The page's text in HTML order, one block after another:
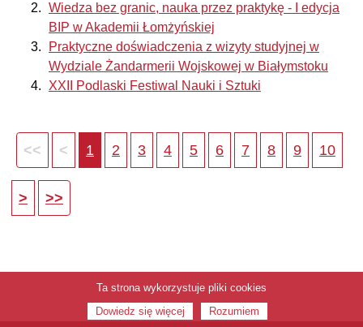
Wiedza bez granic, nauka przez praktykę - I edycja
BIP w Akademii Łomżyńskiej
Praktyczne doświadczenia z wizyty studyjnej w
Wydziale Żandarmerii Wojskowej w Białymstoku
XXII Podlaski Festiwal Nauki i Sztuki
1 2 3 4 5 6 7 8 9 10
Ta strona wykorzystuje pliki cookies
Dowiedz się więcej
Rozumiem